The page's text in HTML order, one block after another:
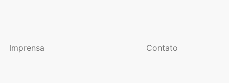
Imprensa Contato